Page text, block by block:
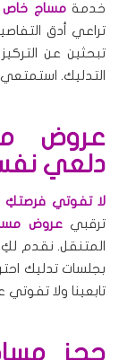
خدمةمساج خاص
تراعي أدق
تبحثين عن
التدليك.
عروض
دلعي
لا تفوتي فرصتكِ
ترقبيعروض
المتنقل. نقدم
بجلسات تدليك
تابعينا ولا تفوتي
حجز